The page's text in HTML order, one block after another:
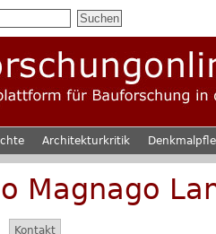
Architekturkritik
Magnago
Kontakt